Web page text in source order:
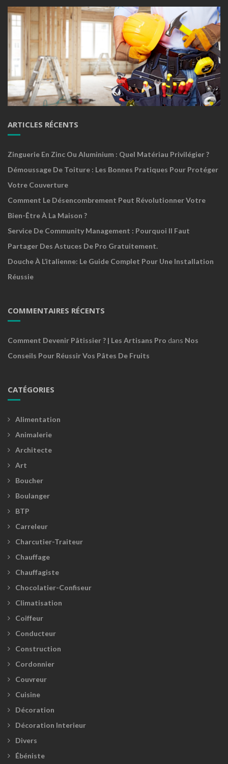
ARTICLES RÉCENTS
Zinguerie En Zinc Ou Aluminium : Quel Matériau Privilégier ?
Démoussage De Toiture : Les Bonnes Pratiques Pour Protéger
Votre Couverture
Comment Le Désencombrement Peut Révolutionner Votre
Bien-Être À La Maison ?
Service De Community Management : Pourquoi Il Faut
Partager Des Astuces De Pro Gratuitement.
Douche À L’italienne: Le Guide Complet Pour Une Installation
Réussie
COMMENTAIRES RÉCENTS
Comment Devenir Pâtissier ? | Les Artisans Pro dans Nos
Conseils Pour Réussir Vos Pâtes De Fruits
CATÉGORIES
Alimentation
Animalerie
Architecte
Art
Boucher
Boulanger
BTP
Carreleur
Charcutier-Traiteur
Chauffage
Chauffagiste
Chocolatier-Confiseur
Climatisation
Coiffeur
Conducteur
Construction
Cordonnier
Couvreur
Cuisine
Décoration
Décoration Interieur
Divers
Ébéniste